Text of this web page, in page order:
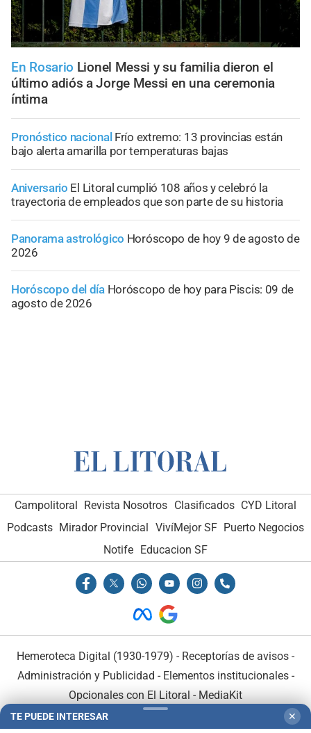
En Rosario Lionel Messi y su familia dieron el
último adiós a Jorge Messi en una ceremonia
íntima
Pronóstico nacional Frío extremo: 13 provincias están
bajo alerta amarilla por temperaturas bajas
Aniversario El Litoral cumplió 108 años y celebró la
trayectoria de empleados que son parte de su historia
Panorama astrológico Horóscopo de hoy 9 de agosto de
2026
Horóscopo del día Horóscopo de hoy para Piscis: 09 de
agosto de 2026
Campolitoral Revista Nosotros Clasificados CYD Litoral
Podcasts Mirador Provincial VivíMejor SF Puerto Negocios
Notife Educacion SF
Hemeroteca Digital (1930-1979) - Receptorías de avisos -
Administración y Publicidad - Elementos institucionales-
Opcionales con El Litoral - MediaKit
TE PUEDE INTERESAR ✕